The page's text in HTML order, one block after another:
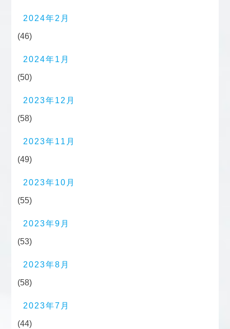
2024年2月
(46)
2024年1月
(50)
2023年12月
(58)
2023年11月
(49)
2023年10月
(55)
2023年9月
(53)
2023年8月
(58)
2023年7月
(44)